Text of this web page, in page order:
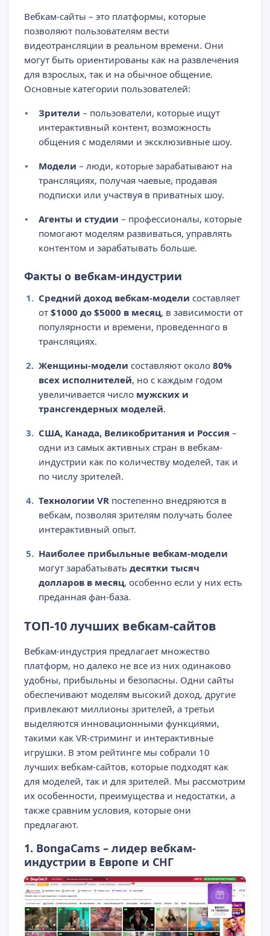
Вебкам-сайты – это платформы, которые
позволяют пользователям вести
видеотрансляции в реальном времени. Они
могут быть ориентированы как на развлечения
для взрослых, так и на обычное общение.
Основные категории пользователей:
Зрители – пользователи, которые ищут
интерактивный контент, возможность
общения с моделями и эксклюзивные шоу.
Модели – люди, которые зарабатывают на
трансляциях, получая чаевые, продавая
подписки или участвуя в приватных шоу.
Агенты и студии – профессионалы, которые
помогают моделям развиваться, управлять
контентом и зарабатывать больше.
Факты о вебкам-индустрии
Средний доход вебкам-модели составляет
от $1000 до $5000 в месяц, в зависимости от
популярности и времени, проведенного в
трансляциях.
Женщины-модели составляют около 80%
всех исполнителей, но с каждым годом
увеличивается число мужских и
трансгендерных моделей.
США, Канада, Великобритания и Россия –
одни из самых активных стран в вебкам-
индустрии как по количеству моделей, так и
по числу зрителей.
Технологии VR постепенно внедряются в
вебкам, позволяя зрителям получать более
интерактивный опыт.
Наиболее прибыльные вебкам-модели
могут зарабатывать десятки тысяч
долларов в месяц, особенно если у них есть
преданная фан-база.
ТОП-10 лучших вебкам-сайтов
Вебкам-индустрия предлагает множество
платформ, но далеко не все из них одинаково
удобны, прибыльны и безопасны. Одни сайты
обеспечивают моделям высокий доход, другие
привлекают миллионы зрителей, а третьи
выделяются инновационными функциями,
такими как VR-стриминг и интерактивные
игрушки. В этом рейтинге мы собрали 10
лучших вебкам-сайтов, которые подходят как
для моделей, так и для зрителей. Мы рассмотрим
их особенности, преимущества и недостатки, а
также сравним условия, которые они
предлагают.
1. BongaCams – лидер вебкам-
индустрии в Европе и СНГ